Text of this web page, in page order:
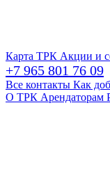
Карта ТРК Акции и
+7 965 801 76 09
Все контакты Как
О ТРК Арендаторам